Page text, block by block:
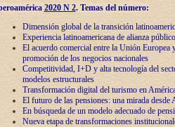
2020 N 2.Temas del número:
Dimensión global de la transición
Experiencia latinoamericana de alianza
El acuerdo comercial entre la Unión
promoción de los negocios nacionales
Competitividad, I+D y alta tecnología del
modelos estructurales
Transformación digital del turismo en
El futuro de las pensiones: una mirada desde
En búsqueda de un modelo adecuado de
Nueva etapa de transformaciones